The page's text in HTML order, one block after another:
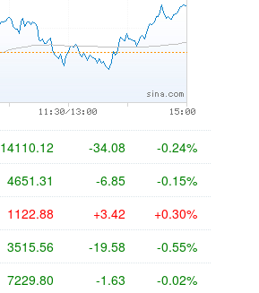
14110.12 -34.08 -0.24%
4651.31 -6.85 -0.15%
1122.88 +3.42 +0.30%
3515.56 -19.58 -0.55%
7229.80 -1.63 -0.02%